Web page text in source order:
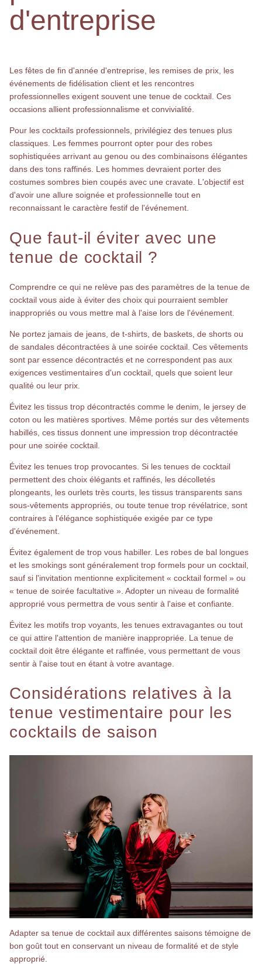
d'entreprise
Les fêtes de fin d'année d'entreprise, les remises de prix, les
événements de fidélisation client et les rencontres
professionnelles exigent souvent une tenue de cocktail. Ces
occasions allient professionnalisme et convivialité.
Pour les cocktails professionnels, privilégiez des tenues plus
classiques. Les femmes pourront opter pour des robes
sophistiquées arrivant au genou ou des combinaisons élégantes
dans des tons raffinés. Les hommes devraient porter des
costumes sombres bien coupés avec une cravate. L'objectif est
d'avoir une allure soignée et professionnelle tout en
reconnaissant le caractère festif de l'événement.
Que faut-il éviter avec une
tenue de cocktail ?
Comprendre ce qui ne relève pas des paramètres de la tenue de
cocktail vous aide à éviter des choix qui pourraient sembler
inappropriés ou vous mettre mal à l'aise lors de l'événement.
Ne portez jamais de jeans, de t-shirts, de baskets, de shorts ou
de sandales décontractées à une soirée cocktail. Ces vêtements
sont par essence décontractés et ne correspondent pas aux
exigences vestimentaires d'un cocktail, quels que soient leur
qualité ou leur prix.
Évitez les tissus trop décontractés comme le denim, le jersey de
coton ou les matières sportives. Même portés sur des vêtements
habillés, ces tissus donnent une impression trop décontractée
pour une soirée cocktail.
Évitez les tenues trop provocantes. Si les tenues de cocktail
permettent des choix élégants et raffinés, les décolletés
plongeants, les ourlets très courts, les tissus transparents sans
sous-vêtements appropriés, ou toute tenue trop révélatrice, sont
contraires à l'élégance sophistiquée exigée par ce type
d'événement.
Évitez également de trop vous habiller. Les robes de bal longues
et les smokings sont généralement trop formels pour un cocktail,
sauf si l'invitation mentionne explicitement « cocktail formel » ou
« tenue de soirée facultative ». Adopter un niveau de formalité
approprié vous permettra de vous sentir à l'aise et confiante.
Évitez les motifs trop voyants, les tenues extravagantes ou tout
ce qui attire l'attention de manière inappropriée. La tenue de
cocktail doit être élégante et raffinée, vous permettant de vous
sentir à l'aise tout en étant à votre avantage.
Considérations relatives à la
tenue vestimentaire pour les
cocktails de saison
Adapter sa tenue de cocktail aux différentes saisons témoigne de
bon goût tout en conservant un niveau de formalité et de style
approprié.